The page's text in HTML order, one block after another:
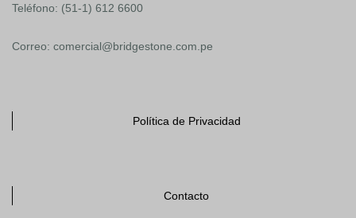
Teléfono: (51-1) 612 6600
Correo: comercial@bridgestone.com.pe
Política de Privacidad
Contacto